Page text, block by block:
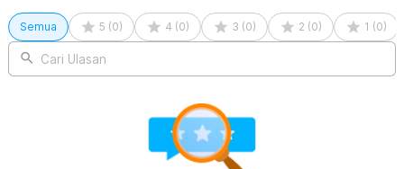
Semua 5 (0) 4 (0) 3 (0) 2 (0) 1 (0)
Cari Ulasan